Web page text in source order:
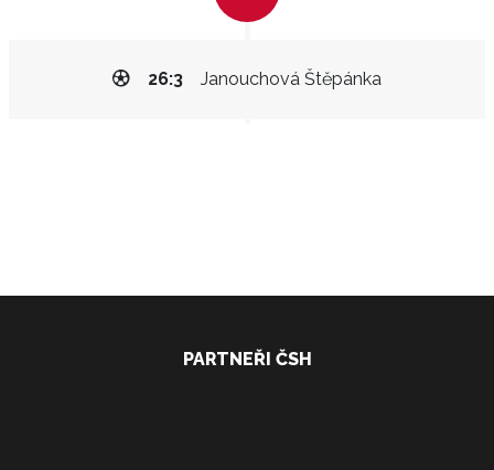
Janouchová Štěpánka
26:3
PARTNEŘI ČSH